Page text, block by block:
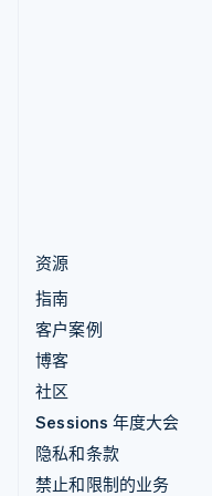
资源
指南
客户案例
博客
社区
Sessions 年度大会
隐私和条款
禁止和限制的业务